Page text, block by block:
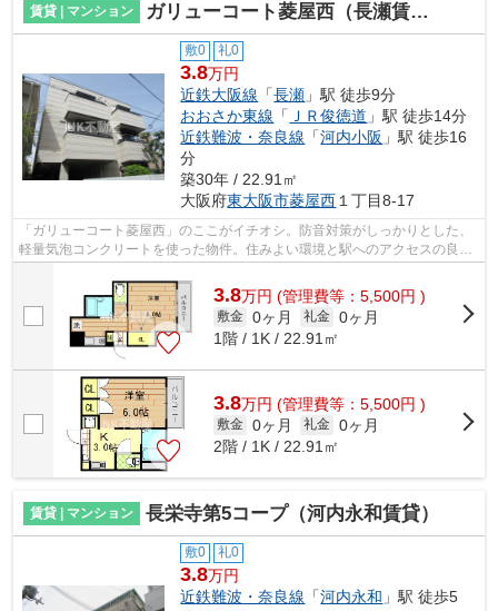
賃貸 | マンション ガリューコート菱屋西（長瀬賃貸）
敷0 礼0
3.8万円
近鉄大阪線 「長瀬 」駅 徒歩9分
おおさか東線 「 ＪＲ俊徳道 」駅 徒歩14分
近鉄難波・奈良線 「河内小阪 」駅 徒歩16
分
築30年 / 22.91㎡
大阪府東大阪市菱屋西 １丁目8-17
「ガリューコート菱屋西」のここがイチオシ。防音対策がしっかりとした、
軽量気泡コンクリートを使った物件。住みよい環境と駅へのアクセスの良さ
3.8万円 (管理費等：5,500円 )
敷金 0ヶ月 礼金 0ヶ月
1階 / 1K / 22.91㎡
3.8万円 (管理費等：5,500円 )
敷金 0ヶ月 礼金 0ヶ月
2階 / 1K / 22.91㎡
賃貸 | マンション 長栄寺第5コープ（河内永和賃貸）
敷0 礼0
3.8万円
近鉄難波・奈良線 「河内永和 」駅 徒歩5